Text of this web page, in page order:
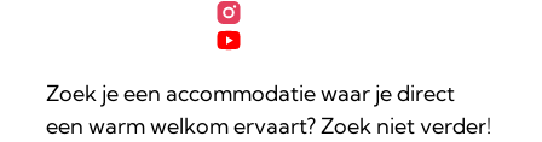
Parkhoeve
Parkhoeve
Zoek je een accommodatie waar je direct
een warm welkom ervaart? Zoek niet verder!